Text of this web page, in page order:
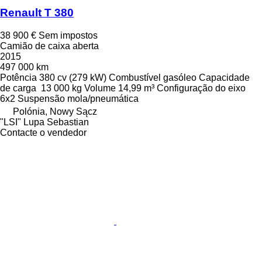
Renault T 380
38 900 € Sem impostos
Camião de caixa aberta
2015
497 000 km
Potência 380 cv (279 kW) Combustível gasóleo Capacidade
de carga 13 000 kg Volume 14,99 m³ Configuração do eixo
6x2 Suspensão mola/pneumática
Polónia, Nowy Sącz
"LSI" Lupa Sebastian
Contacte o vendedor